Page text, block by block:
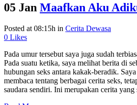
05 Jan Maafkan Aku
Posted at 08:15h in Cerita Dewasa
0 Likes
Pada umur tersebut saya juga sudah
Pada suatu ketika, saya melihat berita di
hubungan seks antara kakak-beradik.
membaca tentang berbagai cerita seks,
saudara sendiri. Ini merupakan cerita yang